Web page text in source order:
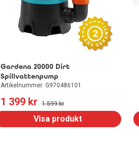
2
Gardena 20000 Dirt
Spillvattenpump
Artikelnummer: G970486101
1 399 kr 1 599 kr
Visa produkt